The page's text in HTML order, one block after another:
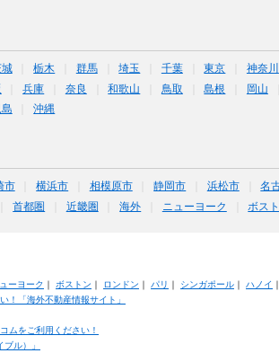
城 栃木 群馬 埼玉 千葉 東京 神奈川
兵庫 奈良 和歌山 鳥取 島根 岡山
島 沖縄
市 横浜市 相模原市 静岡市 浜松市 名
首都圏 近畿圏 海外 ニューヨーク ボス
ーヨーク ｜ ボストン ｜ ロンドン ｜ パリ ｜ シンガポール｜ ハノイ ｜
！「海外不動産情報サイト」
ムをご利用ください！
ル）」